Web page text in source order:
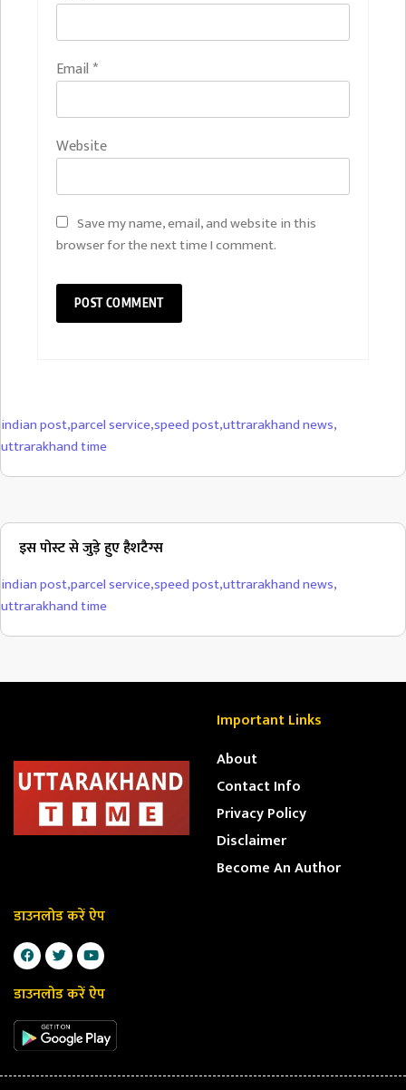
Email *
Website
Save my name, email, and website in this
browser for the next time I comment.
indian post,parcel service,speed post,uttrarakhand news,
uttrarakhand time
इस पोस्ट से जुड़े हुए हैशटैग्स
indian post,parcel service,speed post,uttrarakhand news,
uttrarakhand time
Important Links
About
Contact Info
Privacy Policy
Disclaimer
Become An Author
डाउनलोड करें ऐप
डाउनलोड करें ऐप